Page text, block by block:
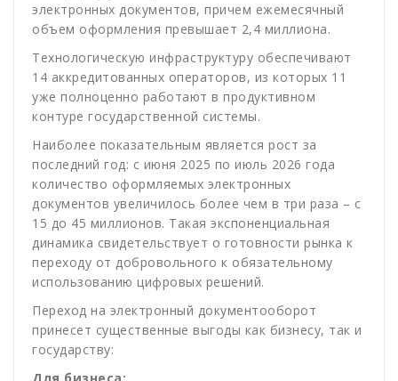
электронных документов, причем ежемесячный
объем оформления превышает 2,4 миллиона.
Технологическую инфраструктуру обеспечивают
14 аккредитованных операторов, из которых 11
уже полноценно работают в продуктивном
контуре государственной системы.
Наиболее показательным является рост за
последний год: с июня 2025 по июль 2026 года
количество оформляемых электронных
документов увеличилось более чем в три раза – с
15 до 45 миллионов. Такая экспоненциальная
динамика свидетельствует о готовности рынка к
переходу от добровольного к обязательному
использованию цифровых решений.
Переход на электронный документооборот
принесет существенные выгоды как бизнесу, так и
государству: